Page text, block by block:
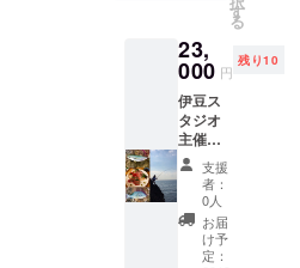
のジョイン
トライブを
超満員で終
える他、渋
谷ライブイ
ン、 Egg-
man での
LIVE 活動を
精力的に行
2019年
2月24日
（日）
池袋
Absolut
e
Blue（
東京）
にて行
うバー
スデー
ライブ
音源１
ンロー
ド販売
（クラ
ウド
ファン
ディン
グ 限
定） ・
Special
Thanx
」とし
す
る
23,
000 円
残り10
伊豆ス
タジオ
主催コ
ラボプ
ロジェ
クト
『音楽
と太陽
と食と
支援
者：
0人
お届
け予
定：